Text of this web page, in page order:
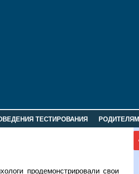
ТЕСТИРОВАНИЯ РОДИТЕЛЯМ
продемонстрировали свои